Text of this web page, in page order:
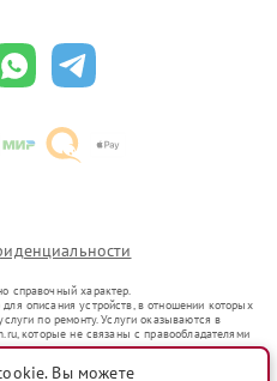
справочный характер.
описания устройств, в отношении которых
по ремонту. Услуги оказываются в
которые не связаны с правообладателями
в гражданский оборот в соответствии
Вы можете